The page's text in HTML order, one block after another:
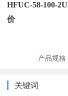
HFUC-58-100-
价
产品规格
关键词